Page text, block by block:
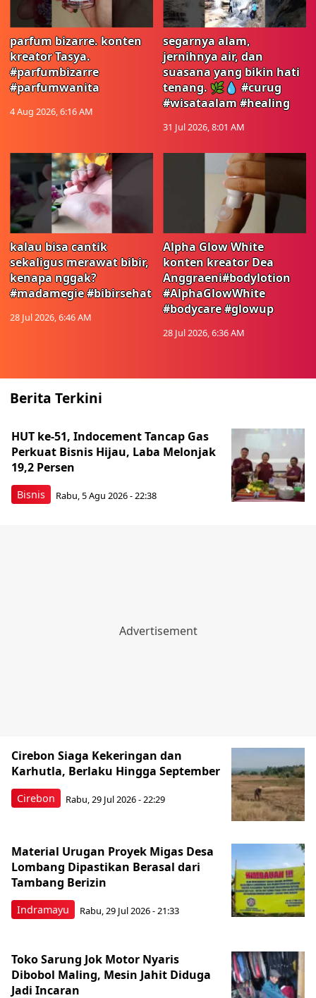
parfum bizarre. konten
kreator Tasya.
#parfumbizarre
#parfumwanita
4 Aug 2026, 6:16 AM
segarnya alam,
jernihnya air, dan
suasana yang bikin hati
tenang. 🌿💧 #curug
#wisataalam #healing
31 Jul 2026, 8:01 AM
kalau bisa cantik
sekaligus merawat bibir,
kenapa nggak?
#madamegie #bibirsehat
28 Jul 2026, 6:46 AM
Alpha Glow White
konten kreator Dea
Anggraeni#bodylotion
#AlphaGlowWhite
#bodycare #glowup
28 Jul 2026, 6:36 AM
Berita Terkini
Bisnis
HUT ke-51, Indocement Tancap Gas
Perkuat Bisnis Hijau, Laba Melonjak
19,2 Persen
Rabu, 5 Agu 2026 - 22:38
Cirebon
Cirebon Siaga Kekeringan dan
Karhutla, Berlaku Hingga September
Rabu, 29 Jul 2026 - 22:29
Indramayu
Material Urugan Proyek Migas Desa
Lombang Dipastikan Berasal dari
Tambang Berizin
Rabu, 29 Jul 2026 - 21:33
Toko Sarung Jok Motor Nyaris
Dibobol Maling, Mesin Jahit Diduga
Jadi Incaran